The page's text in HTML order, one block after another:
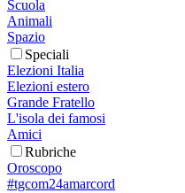
Scuola
Animali
Spazio
Speciali
Elezioni Italia
Elezioni estero
Grande Fratello
L'isola dei famosi
Amici
Rubriche
Oroscopo
#tgcom24amarcord